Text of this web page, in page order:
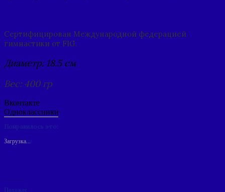
Сертифицирован Международной федерацией
гимнастики от FIG.
Диаметр: 18.5 см
Вес: 400 гр
Вконтакте
Одноклассники
Понравилось это:
Загрузка...
Похожее